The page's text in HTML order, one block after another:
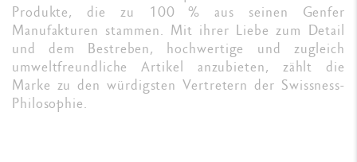
Produkte, die zu 100 % aus seinen Genfer
Manufakturen stammen. Mit ihrer Liebe zum Detail
und dem Bestreben, hochwertige und zugleich
umweltfreundliche Artikel anzubieten, zählt die
Marke zu den würdigsten Vertretern der Swissness-
Philosophie.